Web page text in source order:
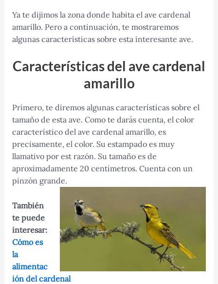
Ya te dijimos la zona donde habita el ave cardenal
amarillo. Pero a continuación, te mostraremos
algunas características sobre esta interesante ave.
Características del ave cardenal
amarillo
Primero, te diremos algunas características sobre el
tamaño de esta ave. Como te darás cuenta, el color
característico del ave cardenal amarillo, es
precisamente, el color. Su estampado es muy
llamativo por est razón. Su tamaño es de
aproximadamente 20 centímetros. Cuenta con un
pinzón grande.
También
te puede
interesar:
Cómo es
la
alimentac
ión del cardenal